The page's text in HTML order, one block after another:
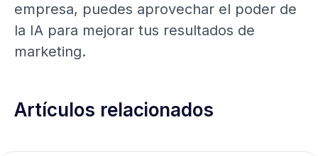
empresa, puedes aprovechar el poder de
la IA para mejorar tus resultados de
marketing.
Artículos relacionados